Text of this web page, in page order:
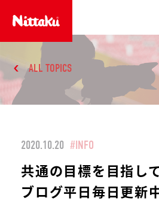
ALL TOPICS
2020.10.20 #INFO
共通の目標を目指し
ブログ平日毎日更新